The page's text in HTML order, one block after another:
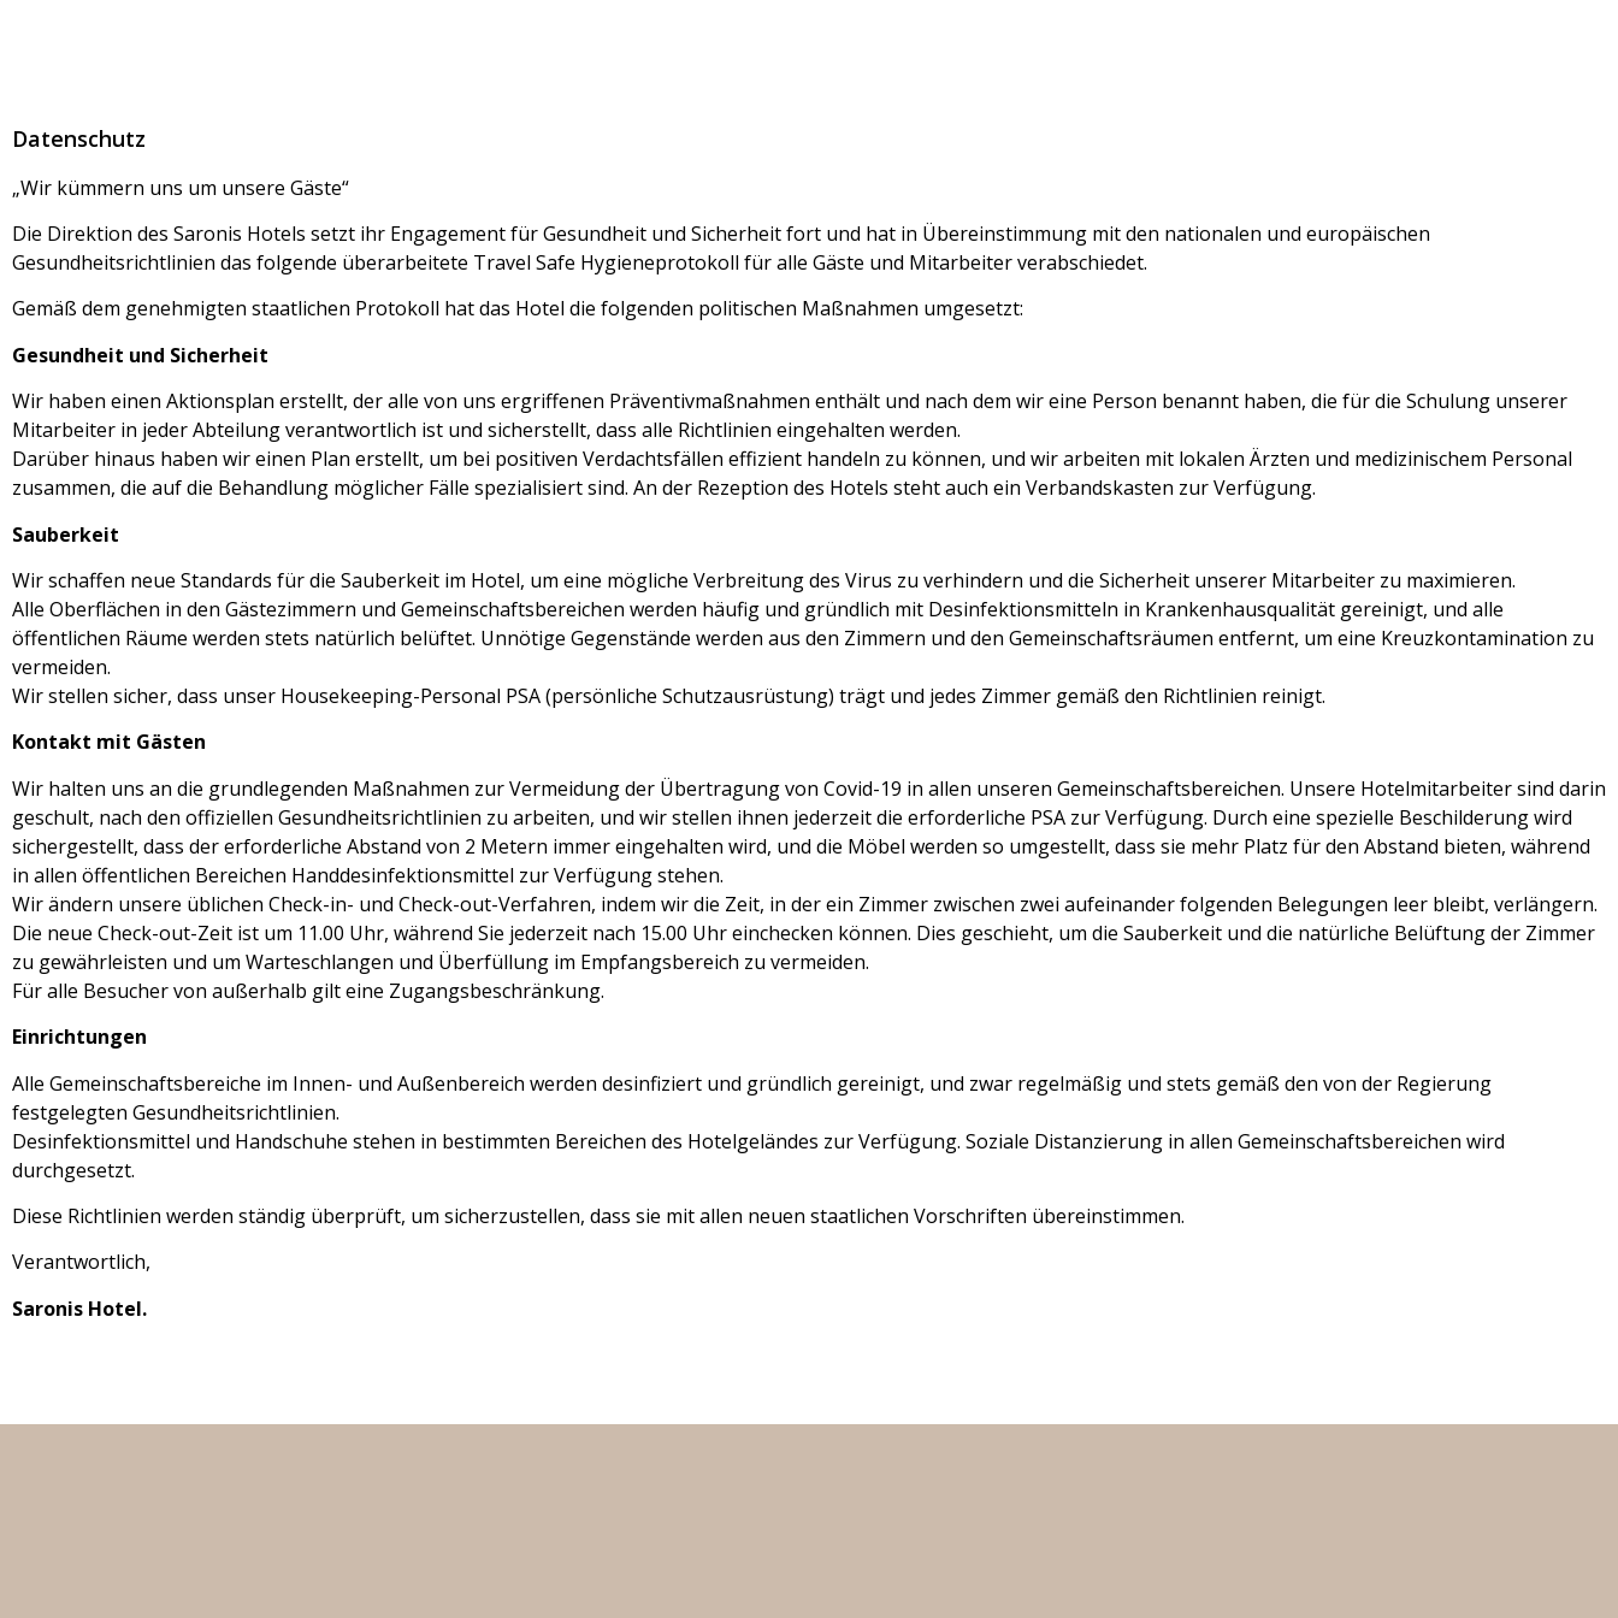
Datenschutz
„Wir kümmern uns um unsere Gäste“
Die Direktion des Saronis Hotels setzt ihr Engagement für Gesundheit und Sicherheit fort und hat in Übereinstimmung mit den nationalen und europäischen
Gesundheitsrichtlinien das folgende überarbeitete Travel Safe Hygieneprotokoll für alle Gäste und Mitarbeiter verabschiedet.
Gemäß dem genehmigten staatlichen Protokoll hat das Hotel die folgenden politischen Maßnahmen umgesetzt:
Gesundheit und Sicherheit
Wir haben einen Aktionsplan erstellt, der alle von uns ergriffenen Präventivmaßnahmen enthält und nach dem wir eine Person benannt haben, die für die Schulung unserer
Mitarbeiter in jeder Abteilung verantwortlich ist und sicherstellt, dass alle Richtlinien eingehalten werden.
Darüber hinaus haben wir einen Plan erstellt, um bei positiven Verdachtsfällen effizient handeln zu können, und wir arbeiten mit lokalen Ärzten und medizinischem Personal
zusammen, die auf die Behandlung möglicher Fälle spezialisiert sind. An der Rezeption des Hotels steht auch ein Verbandskasten zur Verfügung.
Sauberkeit
Wir schaffen neue Standards für die Sauberkeit im Hotel, um eine mögliche Verbreitung des Virus zu verhindern und die Sicherheit unserer Mitarbeiter zu maximieren.
Alle Oberflächen in den Gästezimmern und Gemeinschaftsbereichen werden häufig und gründlich mit Desinfektionsmitteln in Krankenhausqualität gereinigt, und alle
öffentlichen Räume werden stets natürlich belüftet. Unnötige Gegenstände werden aus den Zimmern und den Gemeinschaftsräumen entfernt, um eine Kreuzkontamination zu
vermeiden.
Wir stellen sicher, dass unser Housekeeping-Personal PSA (persönliche Schutzausrüstung) trägt und jedes Zimmer gemäß den Richtlinien reinigt.
Kontakt mit Gästen
Wir halten uns an die grundlegenden Maßnahmen zur Vermeidung der Übertragung von Covid-19 in allen unseren Gemeinschaftsbereichen. Unsere Hotelmitarbeiter sind darin
geschult, nach den offiziellen Gesundheitsrichtlinien zu arbeiten, und wir stellen ihnen jederzeit die erforderliche PSA zur Verfügung. Durch eine spezielle Beschilderung wird
sichergestellt, dass der erforderliche Abstand von 2 Metern immer eingehalten wird, und die Möbel werden so umgestellt, dass sie mehr Platz für den Abstand bieten, während
in allen öffentlichen Bereichen Handdesinfektionsmittel zur Verfügung stehen.
Wir ändern unsere üblichen Check-in- und Check-out-Verfahren, indem wir die Zeit, in der ein Zimmer zwischen zwei aufeinander folgenden Belegungen leer bleibt, verlängern.
Die neue Check-out-Zeit ist um 11.00 Uhr, während Sie jederzeit nach 15.00 Uhr einchecken können. Dies geschieht, um die Sauberkeit und die natürliche Belüftung der Zimmer
zu gewährleisten und um Warteschlangen und Überfüllung im Empfangsbereich zu vermeiden.
Für alle Besucher von außerhalb gilt eine Zugangsbeschränkung.
Einrichtungen
Alle Gemeinschaftsbereiche im Innen- und Außenbereich werden desinfiziert und gründlich gereinigt, und zwar regelmäßig und stets gemäß den von der Regierung
festgelegten Gesundheitsrichtlinien.
Desinfektionsmittel und Handschuhe stehen in bestimmten Bereichen des Hotelgeländes zur Verfügung. Soziale Distanzierung in allen Gemeinschaftsbereichen wird
durchgesetzt.
Diese Richtlinien werden ständig überprüft, um sicherzustellen, dass sie mit allen neuen staatlichen Vorschriften übereinstimmen.
Verantwortlich,
Saronis Hotel.